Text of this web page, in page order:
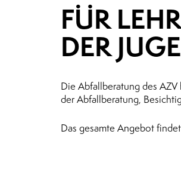
FÜR
DER
Die Abfallberatung des
der Abfallberatung,
Das gesamte Angebot